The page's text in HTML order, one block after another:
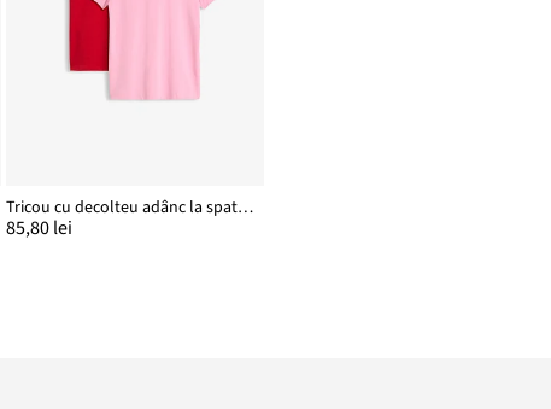
Tricou cu decolteu adânc la spate (set /2 buc.)
85,80 lei